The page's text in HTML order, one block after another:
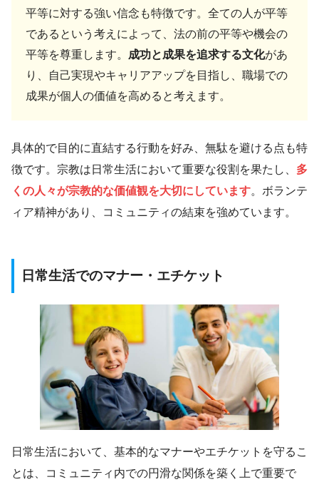
平等に対する強い信念も特徴です。全ての人が平等
であるという考えによって、法の前の平等や機会の
平等を尊重します。 成功と成果を追求する文化があ
り、自己実現やキャリアアップを目指し、職場での
成果が個人の価値を高めると考えます。
具体的で目的に直結する行動を好み、無駄を避ける点も特
徴です。宗教は日常生活において重要な役割を果たし、 多
くの人々が宗教的な価値観を大切にしています。ボランテ
ィア精神があり、コミュニティの結束を強めています。
日常生活でのマナー・エチケット
日常生活において、基本的なマナーやエチケットを守るこ
とは、コミュニティ内での円滑な関係を築く上で重要で